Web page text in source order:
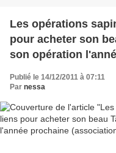
Les opérations
pour acheter son
son opération
Publié le 14/12/2011 à 07:11
Par nessa